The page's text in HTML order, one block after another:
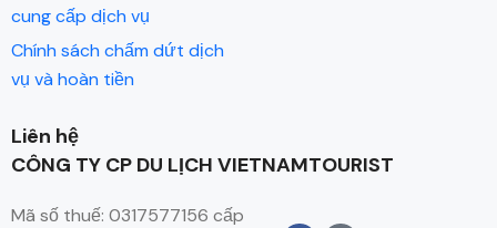
cung cấp dịch vụ
Chính sách chấm dứt dịch
vụ và hoàn tiền
Liên hệ
CÔNG TY CP DU LỊCH VIETNAMTOURIST
Mã số thuế: 0317577156 cấp